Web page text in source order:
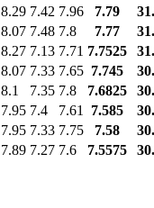
8.29 7.42 7.96 7.79
8.07 7.48 7.8 7.77
8.27 7.13 7.71 7.7525
8.07 7.33 7.65 7.745
8.1 7.35 7.8 7.6825
7.95 7.4 7.61 7.585
7.95 7.33 7.75 7.58
7.89 7.27 7.6 7.5575